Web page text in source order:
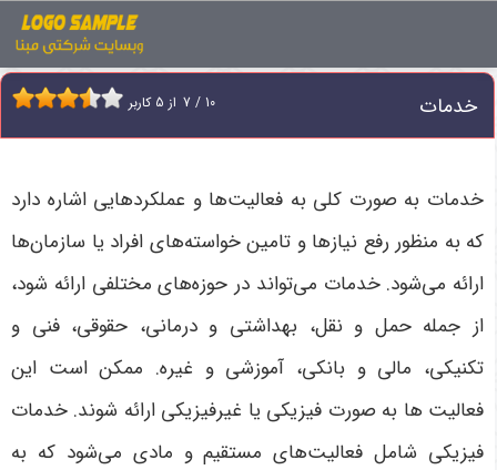
خدمات 7 / 10 از 5 کاربر
خدمات به صورت کلی به فعالیت‌ها و عملکردهایی اشاره دارد
که به منظور رفع نیازها و تامین خواسته‌های افراد یا سازمان‌ها
ارائه می‌شود. خدمات می‌تواند در حوزه‌های مختلفی ارائه شود،
از جمله حمل و نقل، بهداشتی و درمانی، حقوقی، فنی و
تکنیکی، مالی و بانکی، آموزشی و غیره. ممکن است این
فعالیت ها به صورت فیزیکی یا غیرفیزیکی ارائه شوند. خدمات
فیزیکی شامل فعالیت‌های مستقیم و مادی می‌شود که به